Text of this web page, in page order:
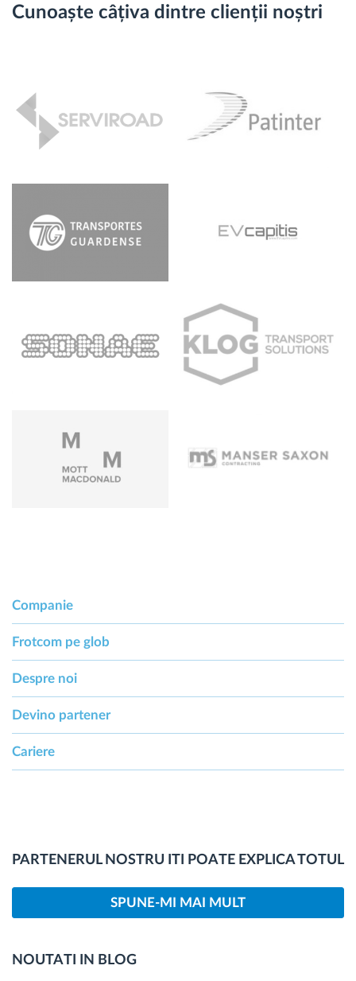
Cunoaște câțiva dintre clienții noștri
Companie
Frotcom pe glob
Despre noi
Devino partener
Cariere
PARTENERUL NOSTRU ITI POATE EXPLICA TOTUL
SPUNE-MI MAI MULT
NOUTATI IN BLOG